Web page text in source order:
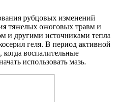
рубцовых изменений
тяжелых ожоговых травм и
и другими источниками тепла
геля. В период активной
воспалительные
использовать мазь.